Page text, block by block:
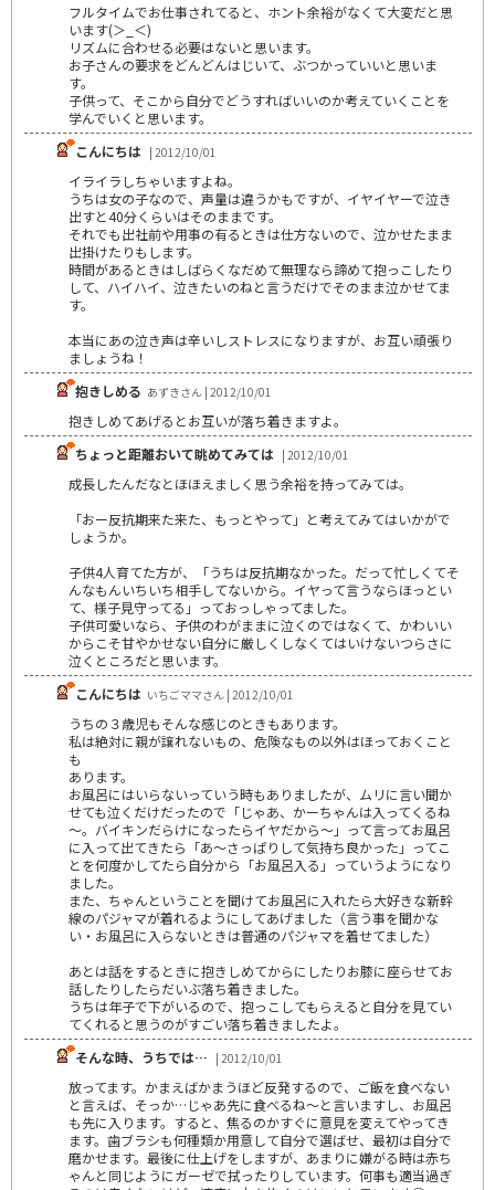
フルタイムでお仕事されてると、ホント余裕がなくて大変だと思
います(＞_＜)
リズムに合わせる必要はないと思います。
お子さんの要求をどんどんはじいて、ぶつかっていいと思いま
す。
子供って、そこから自分でどうすればいいのか考えていくことを
学んでいくと思います。
こんにちは | 2012/10/01
イライラしちゃいますよね。
うちは女の子なので、声量は違うかもですが、イヤイヤーで泣き
出すと40分くらいはそのままです。
それでも出社前や用事の有るときは仕方ないので、泣かせたまま
出掛けたりもします。
時間があるときはしばらくなだめて無理なら諦めて抱っこしたり
して、ハイハイ、泣きたいのねと言うだけでそのまま泣かせてま
す。
本当にあの泣き声は辛いしストレスになりますが、お互い頑張り
ましょうね！
抱きしめる あずきさん | 2012/10/01
抱きしめてあげるとお互いが落ち着きますよ。
ちょっと距離おいて眺めてみては | 2012/10/01
成長したんだなとほほえましく思う余裕を持ってみては。
「おー反抗期来た来た、もっとやって」と考えてみてはいかがで
しょうか。
子供4人育てた方が、「うちは反抗期なかった。だって忙しくてそ
んなもんいちいち相手してないから。イヤって言うならほっとい
て、様子見守ってる」っておっしゃってました。
子供可愛いなら、子供のわがままに泣くのではなくて、かわいい
からこそ甘やかせない自分に厳しくしなくてはいけないつらさに
泣くところだと思います。
こんにちは いちごママさん | 2012/10/01
うちの３歳児もそんな感じのときもあります。
私は絶対に親が譲れないもの、危険なもの以外はほっておくこと
も
あります。
お風呂にはいらないっていう時もありましたが、ムリに言い聞か
せても泣くだけだったので「じゃあ、かーちゃんは入ってくるね
～。バイキンだらけになったらイヤだから～」って言ってお風呂
に入って出てきたら「あ～さっぱりして気持ち良かった」ってこ
とを何度かしてたら自分から「お風呂入る」っていうようになり
ました。
また、ちゃんということを聞けてお風呂に入れたら大好きな新幹
線のパジャマが着れるようにしてあげました（言う事を聞かな
い・お風呂に入らないときは普通のパジャマを着せてました）
あとは話をするときに抱きしめてからにしたりお膝に座らせてお
話したりしたらだいぶ落ち着きました。
うちは年子で下がいるので、抱っこしてもらえると自分を見てい
てくれると思うのがすごい落ち着きましたよ。
そんな時、うちでは… | 2012/10/01
放ってます。かまえばかまうほど反発するので、ご飯を食べない
と言えば、そっか…じゃあ先に食べるね～と言いますし、お風呂
も先に入ります。すると、焦るのかすぐに意見を変えてやってき
ます。歯ブラシも何種類か用意して自分で選ばせ、最初は自分で
磨かせます。最後に仕上げをしますが、あまりに嫌がる時は赤ち
ゃんと同じようにガーゼで拭ったりしています。何事も適当過ぎ